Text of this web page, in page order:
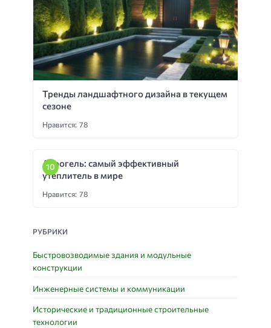
Тренды ландшафтного дизайна в текущем
сезоне
Нравится: 78
Аэрогель: самый эффективный
утеплитель в мире
Нравится: 78
РУБРИКИ
Быстровозводимые здания и модульные
конструкции
Инженерные системы и коммуникации
Исторические и традиционные строительные
технологии